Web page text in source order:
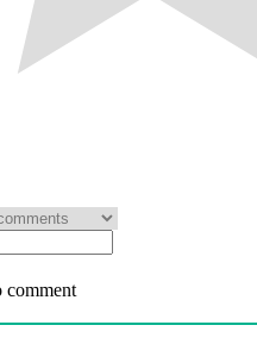
comment